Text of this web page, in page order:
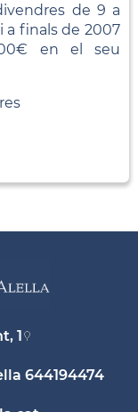
de 9 a
a finals de 2007
en el seu
1
644194474